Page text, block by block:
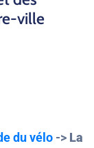
ville
du vélo -> La